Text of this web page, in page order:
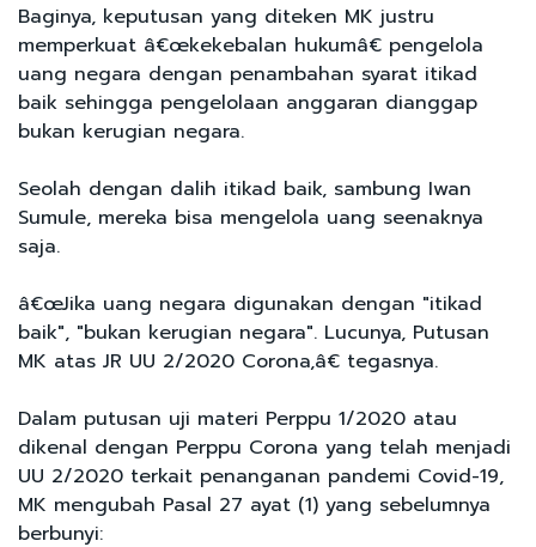
Baginya, keputusan yang diteken MK justru
memperkuat â€œkekebalan hukumâ€ pengelola
uang negara dengan penambahan syarat itikad
baik sehingga pengelolaan anggaran dianggap
bukan kerugian negara.
Seolah dengan dalih itikad baik, sambung Iwan
Sumule, mereka bisa mengelola uang seenaknya
saja.
â€œJika uang negara digunakan dengan "itikad
baik", "bukan kerugian negara". Lucunya, Putusan
MK atas JR UU 2/2020 Corona,â€ tegasnya.
Dalam putusan uji materi Perppu 1/2020 atau
dikenal dengan Perppu Corona yang telah menjadi
UU 2/2020 terkait penanganan pandemi Covid-19,
MK mengubah Pasal 27 ayat (1) yang sebelumnya
berbunyi: